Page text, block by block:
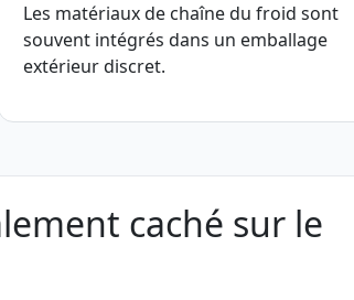
Les matériaux de chaîne du froid sont
souvent intégrés dans un emballage
extérieur discret.
caché sur le